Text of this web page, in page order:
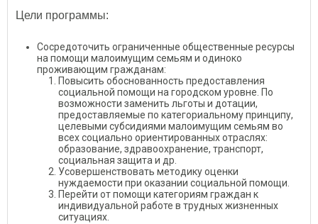
Цели программы:
Сосредоточить ограниченные общественные ресурсы
на помощи малоимущим семьям и одиноко
проживающим гражданам:
Повысить обоснованность предоставления
социальной помощи на городском уровне. По
возможности заменить льготы и дотации,
предоставляемые по категориальному принципу,
целевыми субсидиями малоимущим семьям во
всех социально ориентированных отраслях:
образование, здравоохранение, транспорт,
социальная защита и др.
Усовершенствовать методику оценки
нуждаемости при оказании социальной помощи.
Перейти от помощи категориям граждан к
индивидуальной работе в трудных жизненных
ситуациях.